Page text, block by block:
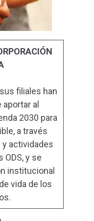
filiales han
al
2030 para
a través
y actividades
ODS, y se
institucional
vida de los